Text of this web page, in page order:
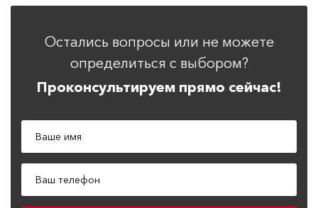
Остались вопросы или не можете
определиться с выбором?
Проконсультируем прямо сейчас!